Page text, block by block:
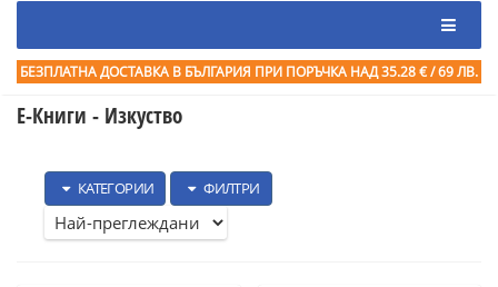
БЕЗПЛАТНА ДОСТАВКА В БЪЛГАРИЯ ПРИ ПОРЪЧКА НАД 35.28 € / 69 ЛВ.
Е-Книги - Изкуство
КАТЕГОРИИ ФИЛТРИ